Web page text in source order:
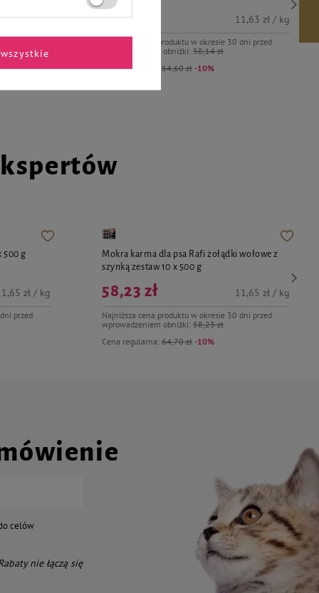
Cena regularna: 64,60 zł -10%
58,14 zł
Najniższa cena produktu w okresie 30 dni przed
wprowadzeniem obniżki: 58,14 zł
11,63 zł / kg
500 g
przed
zł / kg
Mokra karma dla psa Rafi żołądki wołowe z
szynką zestaw 10 x 500 g
Cena regularna: 64,70 zł -10%
58,23 zł
Najniższa cena produktu w okresie 30 dni przed
wprowadzeniem obniżki: 58,23 zł
11,65 zł / kg
celów
nie łączą się